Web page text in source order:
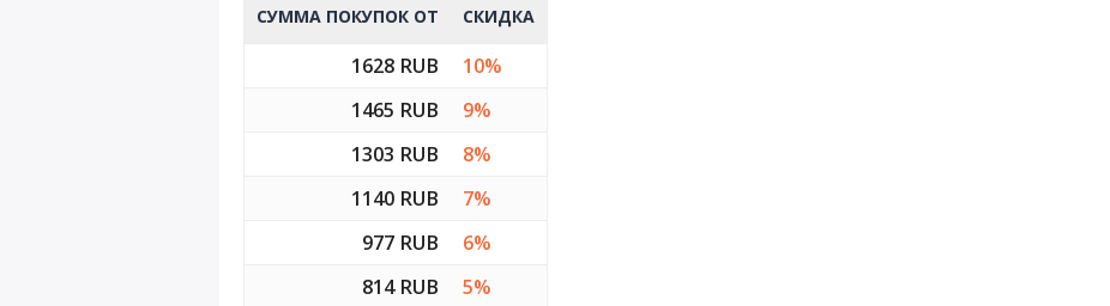
СУММА ПОКУПОК ОТ СКИДКА
1628 RUB
10%
1465 RUB
9%
1303 RUB
8%
1140 RUB
7%
977 RUB
6%
814 RUB
5%